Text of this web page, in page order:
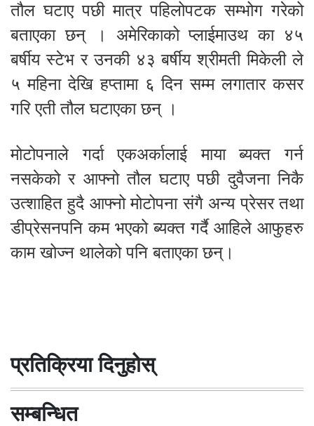
तौल घटाए पछी मात्र पहिलोपटक सम्भोग गरेको
बताएका छन् । अमेरिकाको प्लाईमाउथ का ४५
बर्षीय स्टेभ र उनकी ४३ बर्षीय श्रीमती मिकेली ले
५ महिना देखि हप्तामा ६ दिन सम्म लगातार कसर
गरि एती तौल घटाएका छन् ।
मोटोपनाले गर्दा एकअर्कालाई माया ब्यक्त गर्न
नसकेको र आफ्नो तौल घटाए पछी दुवैजना निकै
उत्शाहित हुदै आफ्नो मोटोपना संगै अन्य प्रेसर तथा
डीप्रेसनपनि कम भएको ब्यक्त गर्दै आहिले आफुहरु
काम खोज्न थालेको पनि बताएका छन्।
प्रतिक्रिया दिनुहोस्
सम्बन्धित